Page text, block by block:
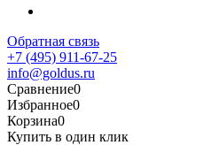
Обратная связь
+7 (495) 911-67-25
info@goldus.ru
Сравнение0
Избранное0
Корзина0
Купить в один клик